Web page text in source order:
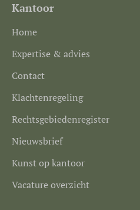
Kantoor
Home
Expertise & advies
Contact
Klachtenregeling
Rechtsgebiedenregister
Nieuwsbrief
Kunst op kantoor
Vacature overzicht